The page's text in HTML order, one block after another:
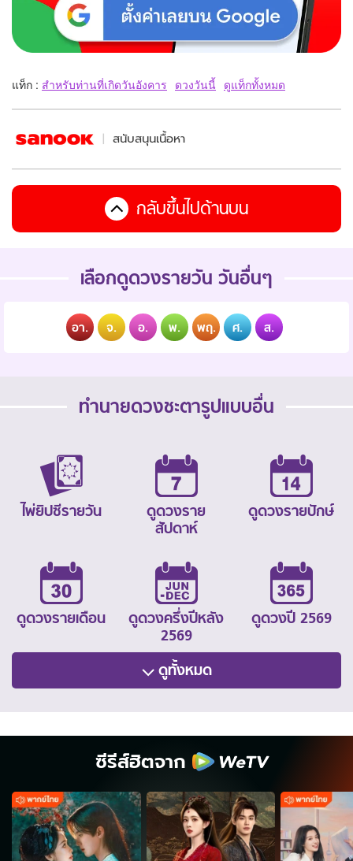
แท็ก : สำหรับท่านที่เกิดวันอังคาร ดวงวันนี้ ดูแท็กทั้งหมด
สนับสนุนเนื้อหา
กลับขึ้นไปด้านบน
เลือกดูดวงรายวัน วันอื่นๆ
อา. จ. อ. พ. พฤ. ศ. ส.
ทำนายดวงชะตารูปแบบอื่น
ไพ่ยิปซีรายวัน
ดูดวงราย
สัปดาห์
ดูดวงรายปักษ์
ดูดวงรายเดือน
ดูดวงครึ่งปีหลัง
2569
ดูดวงปี 2569
ดูทั้งหมด
ซีรีส์ฮิตจาก